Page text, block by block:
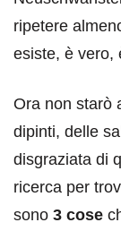
ripetere
esiste, è vero,
Ora non starò
dipinti, delle
disgraziata di
ricerca per
sono 3 cose